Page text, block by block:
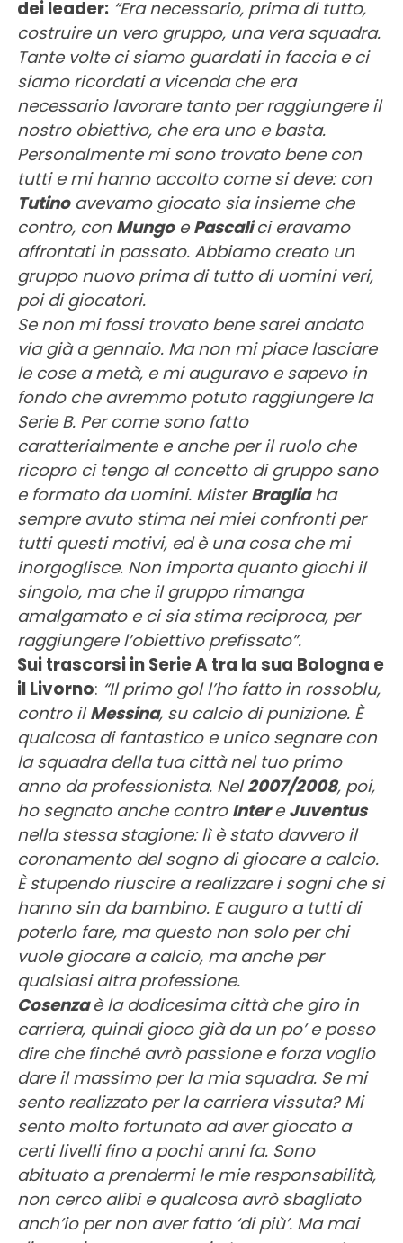
dei leader:“Era necessario, prima di tutto,
costruire un vero gruppo, una vera squadra.
Tante volte ci siamo guardati in faccia e ci
siamo ricordati a vicenda che era
necessario lavorare tanto per raggiungere il
nostro obiettivo, che era uno e basta.
Personalmente mi sono trovato bene con
tutti e mi hanno accolto come si deve: con
Tutinoavevamo giocato sia insieme che
contro, con Mungoe Pascalici eravamo
affrontati in passato. Abbiamo creato un
gruppo nuovo prima di tutto di uomini veri,
poi di giocatori.
Se non mi fossi trovato bene sarei andato
via già a gennaio. Ma non mi piace lasciare
le cose a metà, e mi auguravo e sapevo in
fondo che avremmo potuto raggiungere la
Serie B. Per come sono fatto
caratterialmente e anche per il ruolo che
ricopro ci tengo al concetto di gruppo sano
e formato da uomini. MisterBragliaha
sempre avuto stima nei miei confronti per
tutti questi motivi, ed è una cosa che mi
inorgoglisce. Non importa quanto giochi il
singolo, ma che il gruppo rimanga
amalgamato e ci sia stima reciproca, per
raggiungere l’obiettivo prefissato”.
Sui trascorsi in Serie A tra la sua Bologna e
il Livorno: “Il primo gol l’ho fatto in rossoblu,
contro ilMessina, su calcio di punizione. È
qualcosa di fantastico e unico segnare con
la squadra della tua città nel tuo primo
anno da professionista. Nel2007/2008, poi,
ho segnato anche contro Intere Juventus
nella stessa stagione: lì è stato davvero il
coronamento del sogno di giocare a calcio.
È stupendo riuscire a realizzare i sogni che si
hanno sin da bambino. E auguro a tutti di
poterlo fare, ma questo non solo per chi
vuole giocare a calcio, ma anche per
qualsiasi altra professione.
Cosenzaè la dodicesima città che giro in
carriera, quindi gioco già da un po’ e posso
dire che finché avrò passione e forza voglio
dare il massimo per la mia squadra. Se mi
sento realizzato per la carriera vissuta? Mi
sento molto fortunato ad aver giocato a
certi livelli fino a pochi anni fa. Sono
abituato a prendermi le mie responsabilità,
non cerco alibi e qualcosa avrò sbagliato
anch’io per non aver fatto ‘di più’. Ma mai